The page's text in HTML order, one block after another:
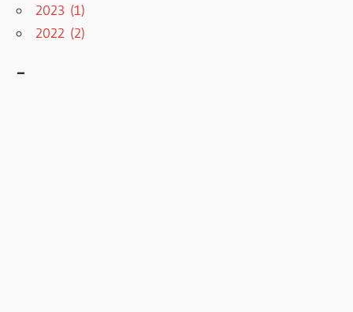
2023 (1)
2022 (2)
–